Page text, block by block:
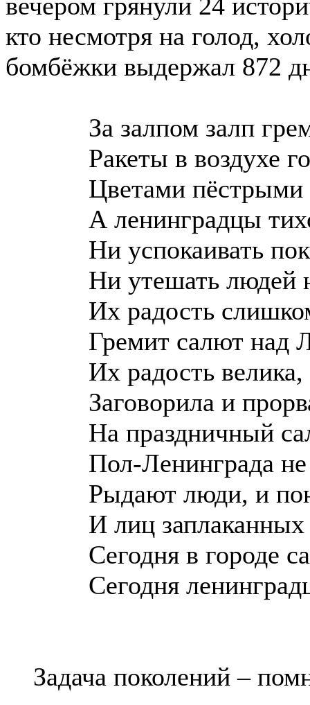
кто несмотря на голод,
бомбёжки выдержал 872
За залпом залп
Ракеты в воздухе
Цветами пёстрыми
А ленинградцы
Ни успокаивать
Ни утешать людей
Их радость
Гремит салют над
Их радость
Заговорила и
На праздничный
Пол-Ленинграда
Рыдают люди, и
И лиц заплаканных
Сегодня в городе
Сегодня
Задача поколений –